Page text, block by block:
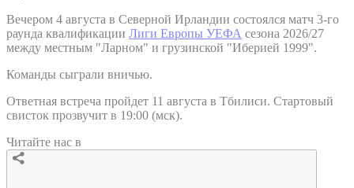
Вечером 4 августа в Северной Ирландии состоялся матч 3-го
раунда квалификации Лиги Европы УЕФА сезона 2026/27
между местным "Ларном" и грузинской "Иберией 1999".
Команды сыграли вничью.
Ответная встреча пройдет 11 августа в Тбилиси. Стартовый
свисток прозвучит в 19:00 (мск).
Читайте нас в